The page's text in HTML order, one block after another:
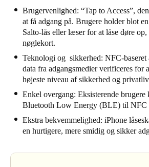
Norway
NorskEnglish
Finland
FinnishEnglish
Gem nyt valg som standard
Brugervenlighed: “Tap to Access”,
at få adgang på. Brugere holder blot
Salto-lås eller læser for at låse døre
nøglekort.
Teknologi og sikkerhed: NFC-baseret
data fra adgangsmedier verificeres for
højeste niveau af sikkerhed og
Enkel overgang: Eksisterende brugere
Bluetooth Low Energy (BLE) til NFC
Ekstra bekvemmelighed: iPhone
en hurtigere, mere smidig og sikker